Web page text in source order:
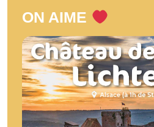
ON AIME